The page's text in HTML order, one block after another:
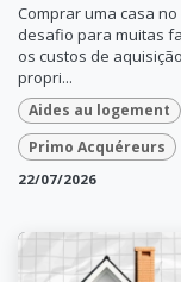
Comprar uma casa
desafio para muitas
os custos de
propri...
Aides au logement
Primo Acquéreurs
22/07/2026